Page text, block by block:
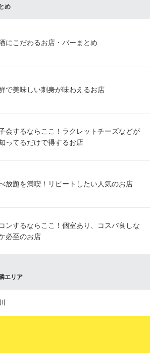
め
にこだわるお店・バーまとめ
で美味しい刺身が味わえるお店
会するならここ！ラクレットチーズなどが
ってるだけで得するお店
放題を満喫！リピートしたい人気のお店
ンするならここ！個室あり、コスパ良しな
必至のお店
エリア